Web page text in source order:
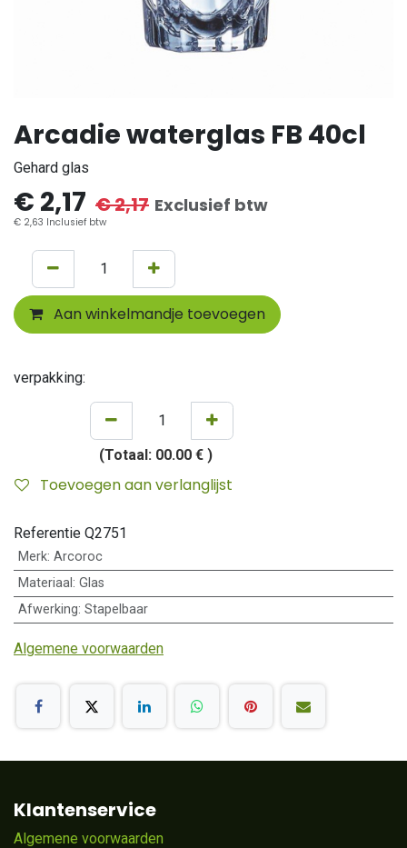
Arcadie waterglas FB 40cl
Gehard glas
€ 2,17 €2,17 Exclusief btw
€ 2,63 Inclusief btw
Aan winkelmandje toevoegen
verpakking:
(Totaal: 00.00 € )
Toevoegen aan verlanglijst
Referentie Q2751
Merk: Arcoroc
Materiaal : Glas
Afwerking: Stapelbaar
Algemene voorwaarden
Klantenservice
Algemene voorwaarden